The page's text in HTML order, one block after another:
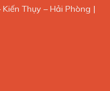
Thụy – Hải Phòng |